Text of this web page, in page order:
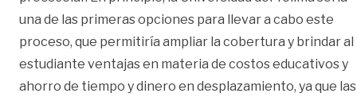
una de las primeras opciones para llevar a cabo este
proceso, que permitiría ampliar la cobertura y brindar al
estudiante ventajas en materia de costos educativos y
ahorro de tiempo y dinero en desplazamiento, ya que las